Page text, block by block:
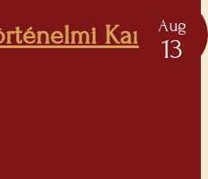
Karnevál
Aug
13